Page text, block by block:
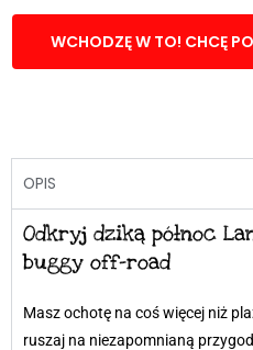
WCHODZĘ W TO! CHCĘ
OPIS
Odkryj dziką północ
buggy off-road
Masz ochotę na coś więcej niż
ruszaj na niezapomnianą